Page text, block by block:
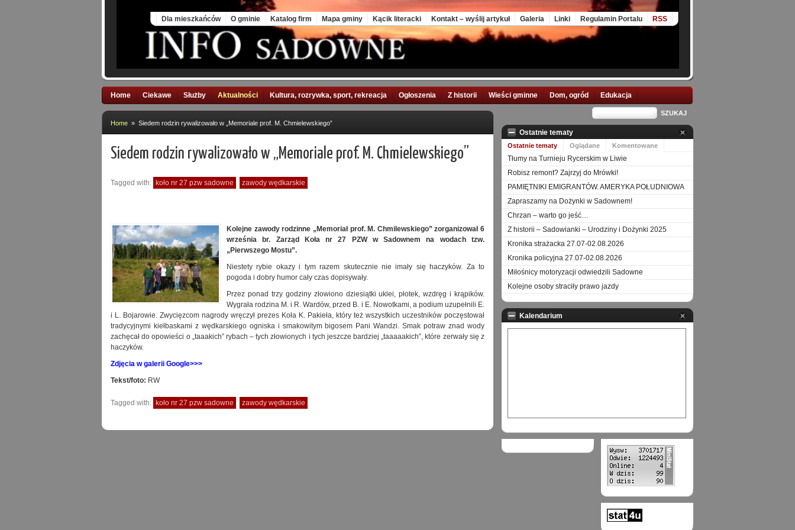
Dla mieszkańców O gminie Katalog firm Mapa gminy Kącik literacki Kontakt – wyślij artykuł Galeria Linki Regulamin Portalu RSS
Home Ciekawe Służby Aktualności Kultura, rozrywka, sport, rekreacja Ogłoszenia Z historii Wieści gminne Dom, ogród Edukacja
Home » Siedem rodzin rywalizowało w „Memoriale prof. M. Chmielewskiego”
Siedem rodzin rywalizowało w „Memoriale prof. M. Chmielewskiego”
Tagged with: koło nr 27 pzw sadowne zawody wędkarskie
Kolejne zawody rodzinne „Memoriał prof. M. Chmilewskiego” zorganizował 6
września br. Zarząd Koła nr 27 PZW w Sadownem na wodach tzw.
„Pierwszego Mostu”.
Niestety rybie okazy i tym razem skutecznie nie imały się haczyków. Za to
pogoda i dobry humor cały czas dopisywały.
Przez ponad trzy godziny złowiono dziesiątki uklei, płotek, wzdręg i krąpików.
Wygrała rodzina M. i R. Wardów, przed B. i E. Nowotkami, a podium uzupełnili E.
i L. Bojarowie. Zwycięzcom nagrody wręczył prezes Koła K. Pakieła, który też wszystkich uczestników poczęstował
tradycyjnymi kiełbaskami z wędkarskiego ogniska i smakowitym bigosem Pani Wandzi. Smak potraw znad wody
zachęcał do opowieści o „taaakich” rybach – tych złowionych i tych jeszcze bardziej „taaaaakich”, które zerwały się z
haczyków.
Zdjęcia w galerii Google>>>
Tekst/foto: RW
Tagged with: koło nr 27 pzw sadowne zawody wędkarskie
Ostatnie tematy
Ostatnie tematy Oglądane Komentowane
Tłumy na Turnieju Rycerskim w Liwie
Robisz remont? Zajrzyj do Mrówki!
PAMIĘTNIKI EMIGRANTÓW. AMERYKA POŁUDNIOWA
Zapraszamy na Dożynki w Sadownem!
Chrzan – warto go jeść…
Z historii – Sadowianki – Urodziny i Dożynki 2025
Kronika strażacka 27.07-02.08.2026
Kronika policyjna 27.07-02.08.2026
Miłośnicy motoryzacji odwiedzili Sadowne
Kolejne osoby straciły prawo jazdy
Kalendarium